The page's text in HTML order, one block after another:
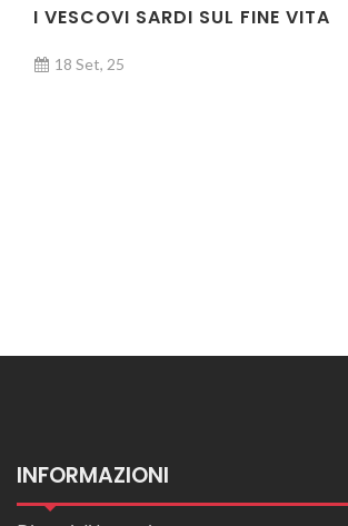
I VESCOVI SARDI SUL FINE VITA
18 Set, 25
INFORMAZIONI